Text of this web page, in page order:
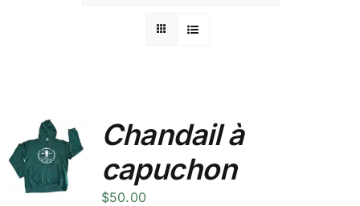
Chandail à
capuchon
$50.00